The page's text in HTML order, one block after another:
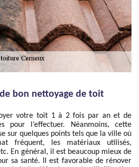
bon nettoyage de toit
votre toit 1 à 2 fois par an et de
pour l’effectuer. Néanmoins, cette
sur quelques points tels que la ville où
fréquent, les matériaux utilisés,
En général, il est beaucoup mieux de
sa santé. Il est favorable de rénover